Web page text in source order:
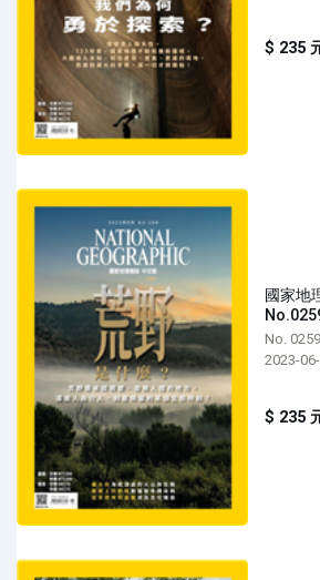
$ 235
國家地
No. 0259
2023-
$ 235